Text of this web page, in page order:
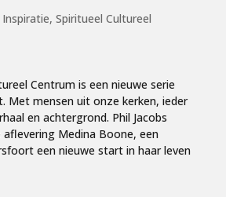
Inspiratie, Spiritueel Cultureel
Centrum is een nieuwe serie
Met mensen uit onze kerken, ieder
en achtergrond. Phil Jacobs
Medina Boone, een
een nieuwe start in haar leven